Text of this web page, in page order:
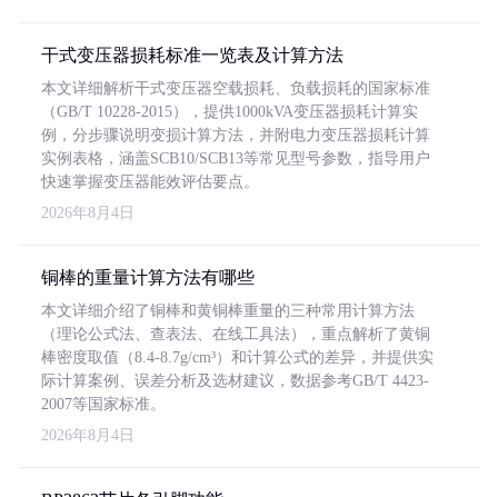
干式变压器损耗标准一览表及计算方法
本文详细解析干式变压器空载损耗、负载损耗的国家标准
（GB/T 10228-2015），提供1000kVA变压器损耗计算实
例，分步骤说明变损计算方法，并附电力变压器损耗计算
实例表格，涵盖SCB10/SCB13等常见型号参数，指导用户
快速掌握变压器能效评估要点。
2026年8月4日
铜棒的重量计算方法有哪些
本文详细介绍了铜棒和黄铜棒重量的三种常用计算方法
（理论公式法、查表法、在线工具法），重点解析了黄铜
棒密度取值（8.4-8.7g/cm³）和计算公式的差异，并提供实
际计算案例、误差分析及选材建议，数据参考GB/T 4423-
2007等国家标准。
2026年8月4日